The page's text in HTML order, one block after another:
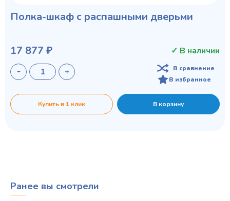
Полка-шкаф с распашными дверьми
17 877 ₽ ✓ В наличии
В сравнение
В избранное
Купить в 1 клик В корзину
Ранее вы смотрели